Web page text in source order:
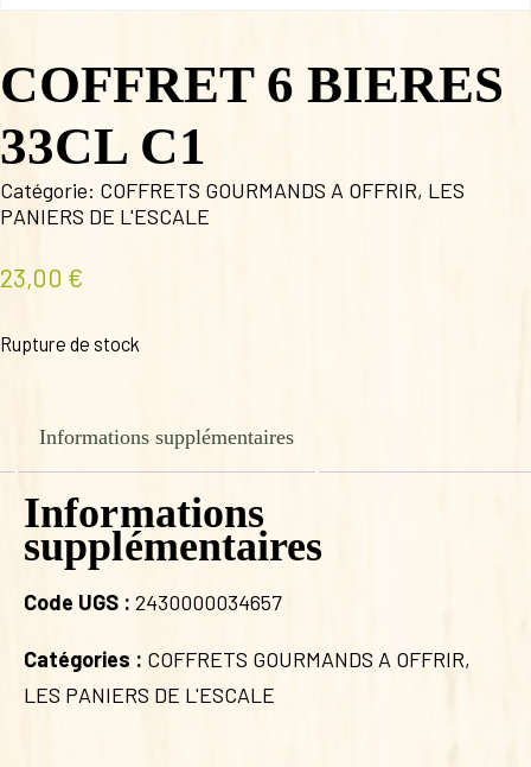
COFFRET 6 BIERES
33CL C1
Catégorie: COFFRETS GOURMANDS A OFFRIR, LES
PANIERS DE L'ESCALE
23,00 €
Rupture de stock
Informations supplémentaires
Informations
supplémentaires
Code UGS : 2430000034657
Catégories : COFFRETS GOURMANDS A OFFRIR,
LES PANIERS DE L'ESCALE